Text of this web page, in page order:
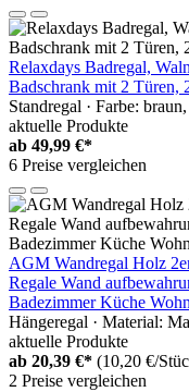
Relaxdays Badregal,
Badschrank mit 2 Türen,
Standregal · Farbe:
aktuelle Produkte
ab 49,99 €*
6 Preise vergleichen
AGM Wandregal Holz
Regale Wand
Badezimmer Küche
Hängeregal · Material:
aktuelle Produkte
ab 20,39 €* (10,20 €/
2 Preise vergleichen